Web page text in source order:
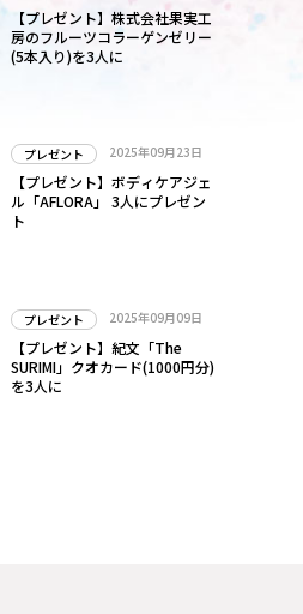
【プレゼント】株式会社果実工
房のフルーツコラーゲンゼリー
(5本入り)を3人に
プレゼント 2025年09月23日
【プレゼント】ボディケアジェ
ル「AFLORA」 3人にプレゼン
ト
プレゼント 2025年09月09日
【プレゼント】紀文「The
SURIMI」クオカード(1000円分)
を3人に